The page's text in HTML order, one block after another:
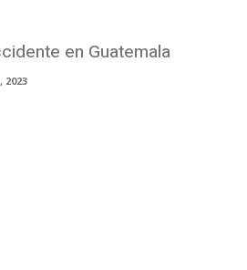
en Guatemala
2023